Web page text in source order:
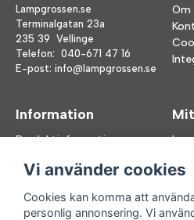
Lampgrossen.se
Terminalgatan 23a
235 39 Vellinge
Telefon: 040-671 47 16
E-post: info@lampgrossen.se
Om
Information
Produktinformation
FAQ
Vi använder cookies
Cookies kan komma att
personlig annonsering. Vi